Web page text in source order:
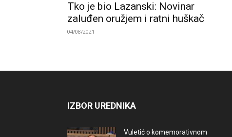
Tko je bio Lazanski: Novinar
zaluđen oružjem i ratni huškač
04/08/2021
IZBOR UREDNIKA
Vuletić o komemorativnom